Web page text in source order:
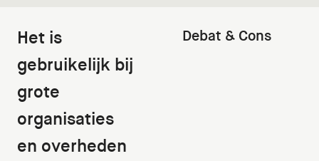
Het is
gebruikelijk bij
grote
organisaties
en overheden
Debat & Cons